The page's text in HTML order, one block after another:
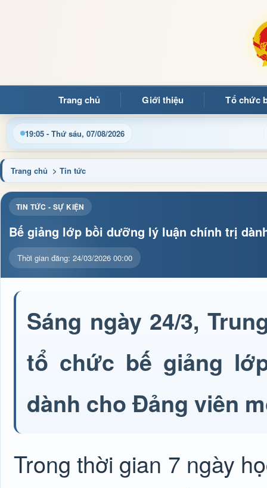
Trang chủ Giới thiệu Tổ chức
19:05 - Thứ sáu, 07/08/2026
Trang chủ > Tin tức
TIN TỨC - SỰ KIỆN
Bế giảng lớp bồi dưỡng lý luận chính trị
Thời gian đăng: 24/03/2026 00:00
Sáng ngày 24/3,
tổ chức bế giảng
dành cho Đảng viên
Trong thời gian 7 ngày